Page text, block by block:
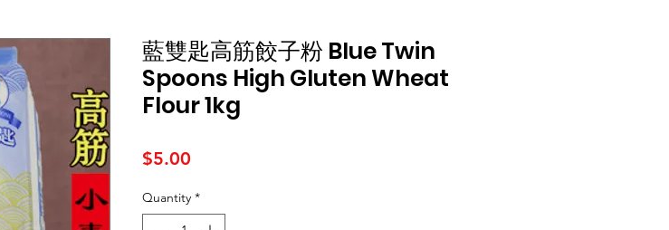
藍雙匙高筋餃子粉 Blue Twin
Spoons High Gluten Wheat
Flour 1kg
$5.00
Quantity *